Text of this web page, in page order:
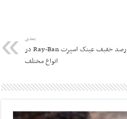
بعدی
۵۳درصد خفیف عینک اسپرت Ray-Ban در
انواع مختلف